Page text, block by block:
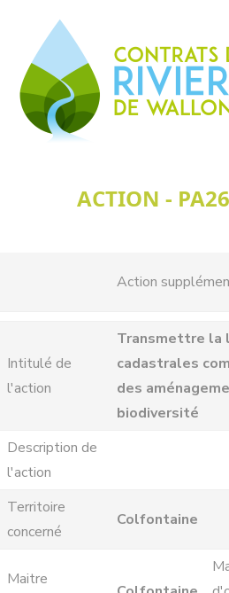
ACTION -
Action
Intitulé de
l'action
Transmettre la
cadastrales
des
biodiversité
Description de
l'action
Territoire
concerné
Colfontaine
Maitre